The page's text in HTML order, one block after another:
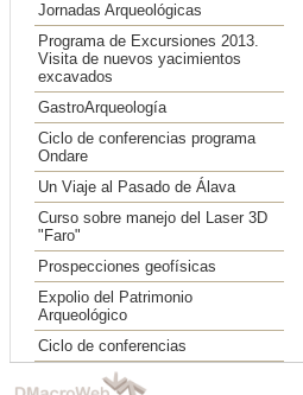
Jornadas Arqueológicas
Programa de Excursiones 2013.
Visita de nuevos yacimientos
excavados
GastroArqueología
Ciclo de conferencias programa
Ondare
Un Viaje al Pasado de Álava
Curso sobre manejo del Laser 3D
"Faro"
Prospecciones geofísicas
Expolio del Patrimonio
Arqueológico
Ciclo de conferencias